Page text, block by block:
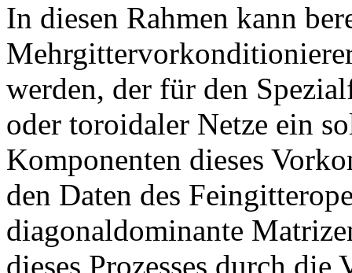
In diesen Rahmen kann
werden, der für den
oder toroidaler Netze ein
Komponenten dieses
den Daten des
diagonaldominante
dieses Prozesses durch